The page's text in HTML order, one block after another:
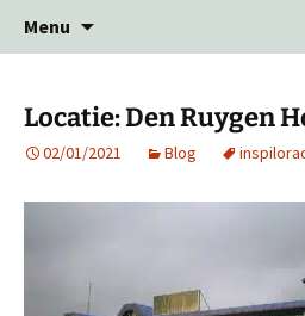
Menu
inhoud
Locatie: Den Ruygen
02/01/2021 Blog